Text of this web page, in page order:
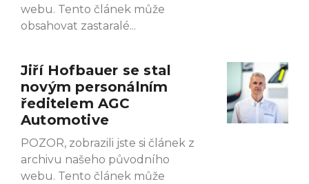
webu. Tento článek může
obsahovat zastaralé
Jiří Hofbauer se stal
novým personálním
ředitelem AGC
Automotive
POZOR, zobrazili jste si článek z
archivu našeho původního
webu. Tento článek může